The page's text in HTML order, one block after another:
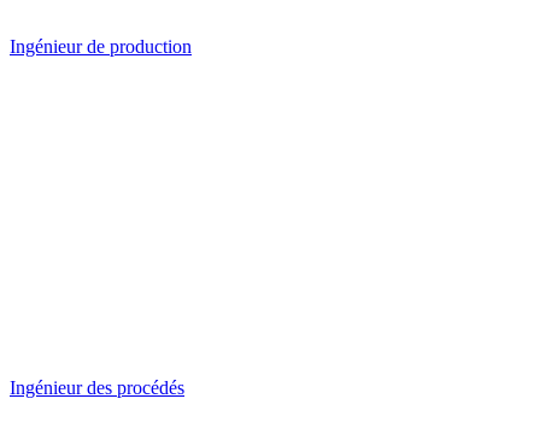
Ingénieur de production
Ingénieur des procédés